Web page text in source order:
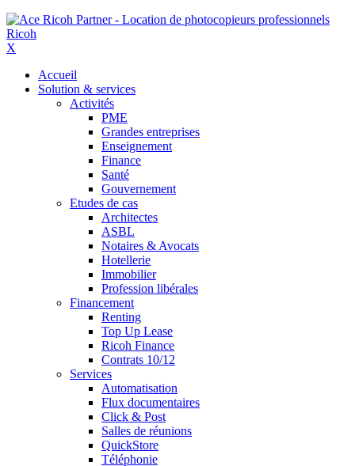
X
Accueil
Solution & services
Activités
PME
Grandes entreprises
Enseignement
Finance
Santé
Gouvernement
Etudes de cas
Architectes
ASBL
Notaires & Avocats
Hotellerie
Immobilier
Profession libérales
Financement
Renting
Top Up Lease
Ricoh Finance
Contrats 10/12
Services
Automatisation
Flux documentaires
Click & Post
Salles de réunions
QuickStore
Téléphonie